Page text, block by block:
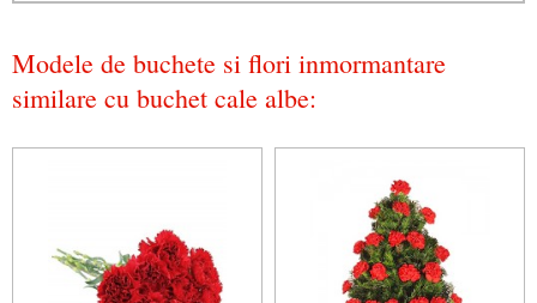
Modele de buchete si flori inmormantare
similare cu buchet cale albe: